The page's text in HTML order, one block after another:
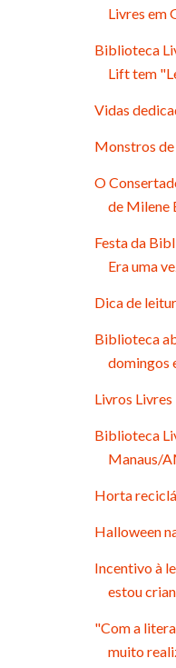
Livres em
Biblioteca
Lift tem
Vidas
Monstros de
O
de Milene
Festa da
Era uma
Dica de
Biblioteca
domingos
Livros Livres
Biblioteca
Manaus/
Horta
Halloween
Incentivo à
estou
"Com a
muito